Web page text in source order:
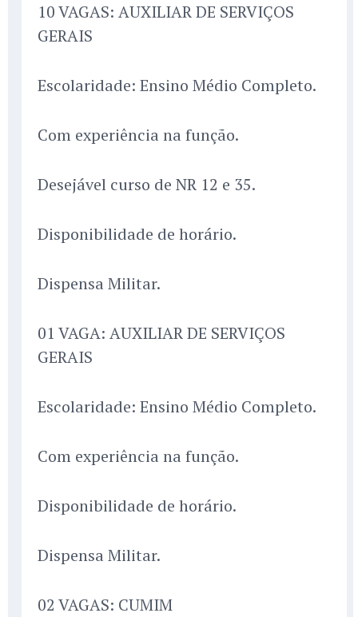
10 VAGAS: AUXILIAR DE SERVIÇOS
GERAIS
Escolaridade: Ensino Médio Completo.
Com experiência na função.
Desejável curso de NR 12 e 35.
Disponibilidade de horário.
Dispensa Militar.
01 VAGA: AUXILIAR DE SERVIÇOS
GERAIS
Escolaridade: Ensino Médio Completo.
Com experiência na função.
Disponibilidade de horário.
Dispensa Militar.
02 VAGAS: CUMIM